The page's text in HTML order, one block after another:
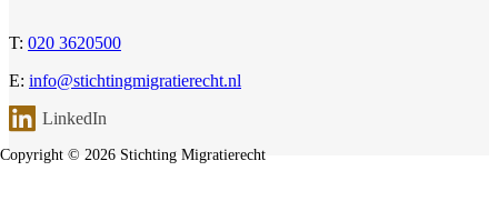
T: 020 3620500
E: info@stichtingmigratierecht.nl
LinkedIn
Copyright © 2026 Stichting Migratierecht